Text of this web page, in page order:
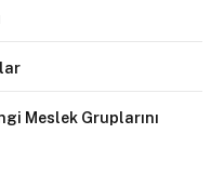
Meslek Gruplarını